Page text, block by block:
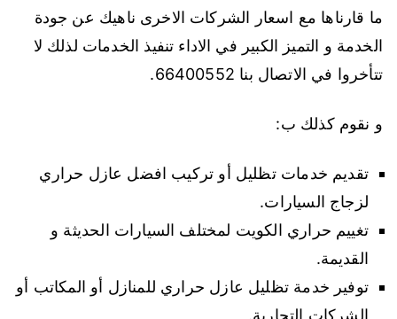
ما قارناها مع اسعار الشركات الاخرى ناهيك عن جودة
الخدمة و التميز الكبير في الاداء تنفيذ الخدمات لذلك لا
تتأخروا في الاتصال بنا 66400552.
و نقوم كذلك ب:
تقديم خدمات تظليل أو تركيب افضل عازل حراري
لزجاج السيارات.
تغييم حراري الكويت لمختلف السيارات الحديثة و
القديمة.
توفير خدمة تظليل عازل حراري للمنازل أو المكاتب أو
الشركات التجارية.